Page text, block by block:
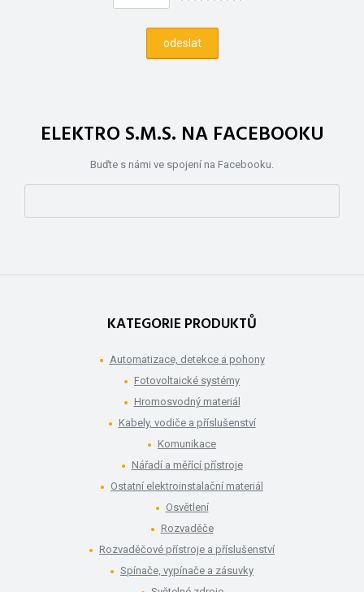
ELEKTRO S.M.S. NA FACEBOOKU
Buďte s námi ve spojení na Facebooku.
KATEGORIE PRODUKTŮ
Automatizace, detekce a pohony
Fotovoltaické systémy
Hromosvodný materiál
Kabely, vodiče a příslušenství
Komunikace
Nářadí a měřící přístroje
Ostatní elektroinstalační materiál
Osvětlení
Rozvaděče
Rozvaděčové přístroje a příslušenství
Spínače, vypínače a zásuvky